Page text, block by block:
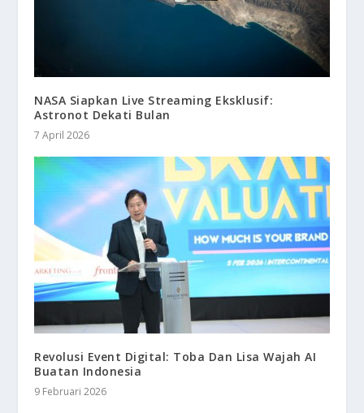
NASA Siapkan Live Streaming Eksklusif:
Astronot Dekati Bulan
7 April 2026
Revolusi Event Digital: Toba Dan Lisa Wajah AI
Buatan Indonesia
9 Februari 2026